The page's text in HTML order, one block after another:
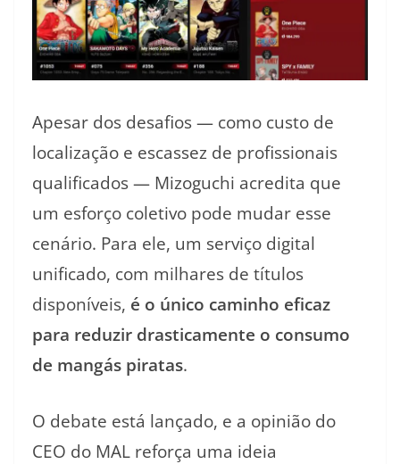
Apesar dos desafios — como custo de
localização e escassez de profissionais
qualificados — Mizoguchi acredita que
um esforço coletivo pode mudar esse
cenário. Para ele, um serviço digital
unificado, com milhares de títulos
disponíveis, é o único caminho eficaz
para reduzir drasticamente o consumo
de mangás piratas.
O debate está lançado, e a opinião do
CEO do MAL reforça uma ideia